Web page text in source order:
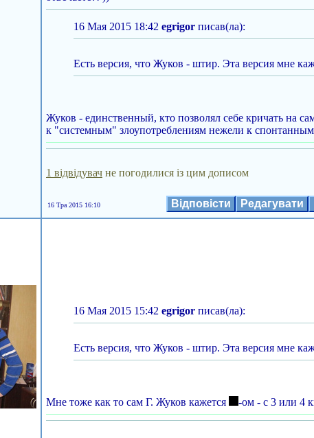
16 Мая 2015 18:42 egrigor писав(ла):
Есть версия, что Жуков - штир. Эта версия мне
Жуков - единственный, кто позволял себе кричать на
к "системным" злоупотреблениям нежели к
1 відвідувач не погодилися із цим дописом
16 Тра 2015 16:10 Відповісти Редагувати
16 Мая 2015 15:42 egrigor писав(ла):
Есть версия, что Жуков - штир. Эта версия мне
Мне тоже как то сам Г. Жуков кажется -ом - с 3 или 4